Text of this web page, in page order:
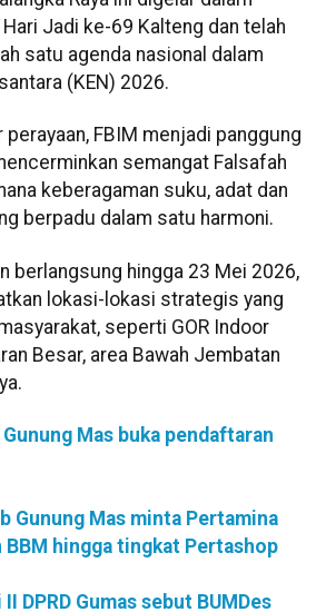
Jadi ke-69 Kalteng dan telah
satu agenda nasional dalam
(KEN) 2026.
FBIM menjadi panggung
semangat Falsafah
keberagaman suku, adat dan
berpadu dalam satu harmoni.
berlangsung hingga 23 Mei 2026,
lokasi-lokasi strategis yang
seperti GOR Indoor
Besar, area Bawah Jembatan
Mas buka pendaftaran
Gunung Mas minta Pertamina
BBM hingga tingkat Pertashop
II DPRD Gumas sebut BUMDes